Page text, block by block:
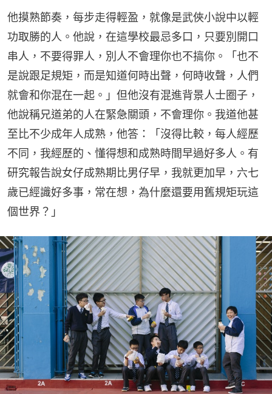
他摸熟節奏，每步走得輕盈，就像是武俠小說中以輕
功取勝的人。他說，在這學校最忌多口，只要別開口
串人，不要得罪人，別人不會理你也不搞你。「也不
是說跟足規矩，而是知道何時出聲，何時收聲，人們
就會和你混在一起。」但他沒有混進背景人士圈子，
他說稱兄道弟的人在緊急關頭，不會理你。我道他甚
至比不少成年人成熟，他答：「沒得比較，每人經歷
不同，我經歷的、懂得想和成熟時間早過好多人。有
研究報告說女仔成熟期比男仔早，我就更加早，六七
歲已經識好多事，常在想，為什麼還要用舊規矩玩這
個世界？」